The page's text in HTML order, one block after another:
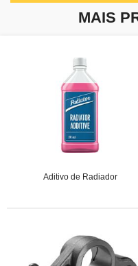
MAIS
Aditivo de Radiador